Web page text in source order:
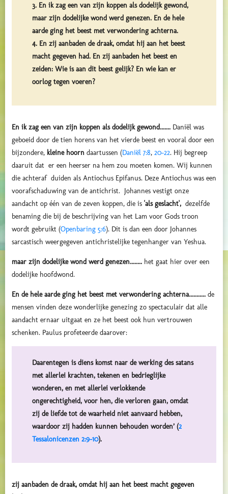
3. En ik zag een van zijn koppen als dodelijk gewond,
maar zijn dodelijke wond werd genezen. En de hele
aarde ging het beest met verwondering achterna.
4. En zij aanbaden de draak, omdat hij aan het beest
macht gegeven had. En zij aanbaden het beest en
zeiden: Wie is aan dit beest gelijk? En wie kan er
oorlog tegen voeren?
En ik zag een van zijn koppen als dodelijk gewond....... Daniël was
geboeid door de tien horens van het vierde beest en vooral door een
bijzondere, kleine hoorn daartussen (Daniël 7:8, 20-22. Hij begreep
daaruit dat er een heerser na hem zou moeten komen. Wij kunnen
die achteraf duiden als Antiochus Epifanus. Deze Antiochus was een
voorafschaduwing van de antichrist. Johannes vestigt onze
aandacht op één van de zeven koppen, die is 'als geslacht', dezelfde
benaming die bij de beschrijving van het Lam voor Gods troon
wordt gebruikt (Openbaring 5:6). Dit is dan een door Johannes
sarcastisch weergegeven antichristelijke tegenhanger van Yeshua.
maar zijn dodelijke wond werd genezen........ het gaat hier over een
dodelijke hoofdwond.
En de hele aarde ging het beest met verwondering achterna........... de
mensen vinden deze wonderlijke genezing zo spectaculair dat alle
aandacht ernaar uitgaat en ze het beest ook hun vertrouwen
schenken. Paulus profeteerde daarover:
Daarentegen is diens komst naar de werking des satans
met allerlei krachten, tekenen en bedrieglijke
wonderen, en met allerlei verlokkende
ongerechtigheid, voor hen, die verloren gaan, omdat
zij de liefde tot de waarheid niet aanvaard hebben,
waardoor zij hadden kunnen behouden worden’ (2
Tessalonicenzen 2:9-10).
zij aanbaden de draak, omdat hij aan het beest macht gegeven